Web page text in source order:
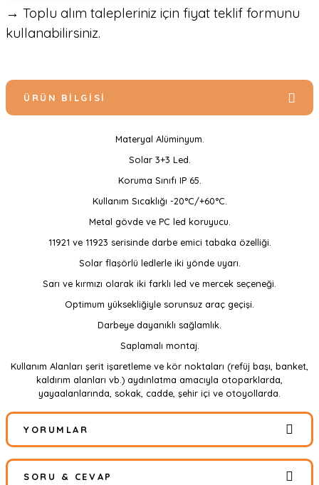
→ Toplu alım talepleriniz için fiyat teklif formunu
kullanabilirsiniz.
ÜRÜN BILGISI
Materyal Alüminyum.
Solar 3+3 Led.
Koruma Sınıfı IP 65.
Kullanım Sıcaklığı -20°C/+60°C.
Metal gövde ve PC led koruyucu.
11921 ve 11923 serisinde darbe emici tabaka özelliği.
Solar flaşörlü ledlerle iki yönde uyarı.
Sarı ve kırmızı olarak iki farklı led ve mercek seçeneği.
Optimum yüksekliğiyle sorunsuz araç geçişi.
Darbeye dayanıklı sağlamlık.
Saplamalı montaj.
Kullanım Alanları şerit işaretleme ve kör noktaları (refüj başı, banket,
kaldırım alanları vb.) aydınlatma amacıyla otoparklarda,
yayaalanlarında, sokak, cadde, şehir içi ve otoyollarda.
YORUMLAR
SORU & CEVAP